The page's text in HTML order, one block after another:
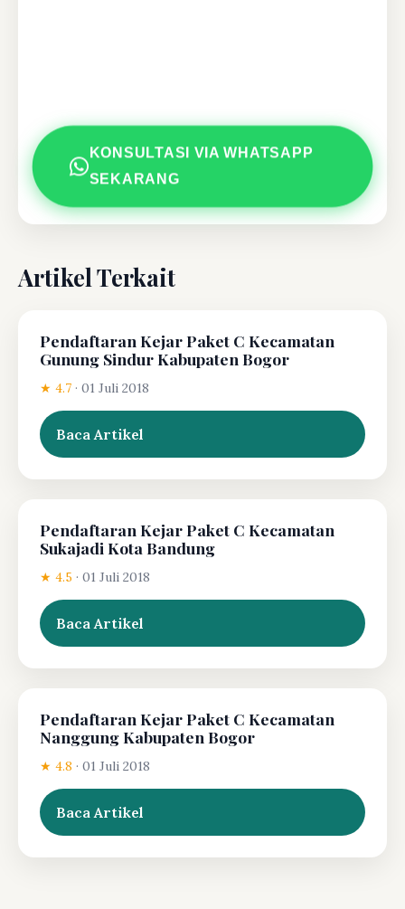
KONSULTASI VIA WHATSAPP
SEKARANG
Artikel Terkait
Pendaftaran Kejar Paket C Kecamatan
Gunung Sindur Kabupaten Bogor
★ 4.7 · 01 Juli 2018
Baca Artikel
Pendaftaran Kejar Paket C Kecamatan
Sukajadi Kota Bandung
★ 4.5 · 01 Juli 2018
Baca Artikel
Pendaftaran Kejar Paket C Kecamatan
Nanggung Kabupaten Bogor
★ 4.8 · 01 Juli 2018
Baca Artikel